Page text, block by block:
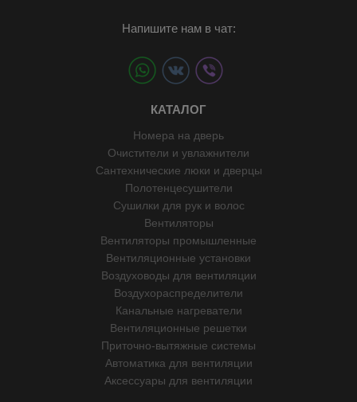
Напишите нам в чат:
КАТАЛОГ
Номера на дверь
Очистители и увлажнители
Сантехнические люки и дверцы
Полотенцесушители
Сушилки для рук и волос
Вентиляторы
Вентиляторы промышленные
Вентиляционные установки
Воздуховоды для вентиляции
Воздухораспределители
Канальные нагреватели
Вентиляционные решетки
Приточно-вытяжные системы
Автоматика для вентиляции
Аксессуары для вентиляции